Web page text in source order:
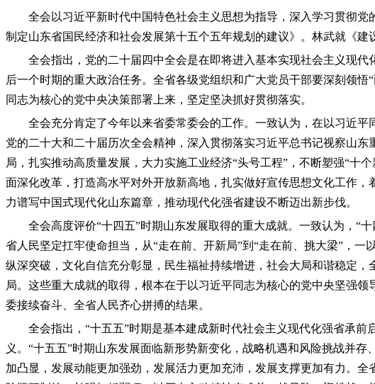
全会以习近平新时代中国特色社会主义思想为指导，深入学习贯彻
制定山东省国民经济和社会发展第十五个五年规划的建议》。林武就《建
全会指出，党的二十届四中全会是在即将进入基本实现社会主义现
后一个时期的重大政治任务。全省各级党组织和广大党员干部要深刻领
同志为核心的党中央决策部署上来，坚定坚决抓好贯彻落实。
全会充分肯定了今年以来省委常委会的工作。一致认为，在以习近
党的二十大和二十届历次全会精神，深入贯彻落实习近平总书记视察山
局，扎实推动高质量发展，大力实施工业经济“头号工程”，不断塑强“十
面深化改革，打造高水平对外开放新高地，扎实做好宣传思想文化工作
力谱写中国式现代化山东篇章，推动现代化强省建设不断迈出新步伐。
全会高度评价“十四五”时期山东发展取得的重大成就。一致认为，“
省人民坚定扛牢使命担当，从“走在前、开新局”到“走在前、挑大梁”，
纵深突破，文化自信充分彰显，民生福祉持续增进，社会大局和谐稳定
局。这些重大成就的取得，根本在于以习近平同志为核心的党中央坚强
委接续奋斗、全省人民齐心拼搏的结果。
全会指出，“十五五”时期是基本建成新时代社会主义现代化强省承
义。“十五五”时期山东发展面临新形势新变化，战略机遇和风险挑战并
加凸显，发展动能更加强劲，发展活力更加充沛，发展支撑更加有力。